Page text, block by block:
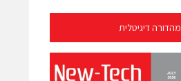
מהדורה דיגיטלית